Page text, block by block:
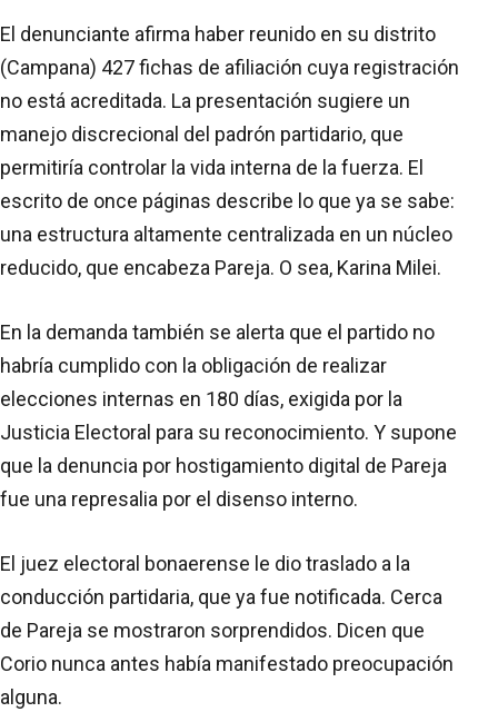
El denunciante afirma haber reunido en su distrito
(Campana) 427 fichas de afiliación cuya registración
no está acreditada. La presentación sugiere un
manejo discrecional del padrón partidario, que
permitiría controlar la vida interna de la fuerza. El
escrito de once páginas describe lo que ya se sabe:
una estructura altamente centralizada en un núcleo
reducido, que encabeza Pareja. O sea, Karina Milei.
En la demanda también se alerta que el partido no
habría cumplido con la obligación de realizar
elecciones internas en 180 días, exigida por la
Justicia Electoral para su reconocimiento. Y supone
que la denuncia por hostigamiento digital de Pareja
fue una represalia por el disenso interno.
El juez electoral bonaerense le dio traslado a la
conducción partidaria, que ya fue notificada. Cerca
de Pareja se mostraron sorprendidos. Dicen que
Corio nunca antes había manifestado preocupación
alguna.